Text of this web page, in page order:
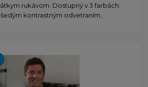
rukávom. Dostupný v 3 farbách:
kontrastným odvetraním...